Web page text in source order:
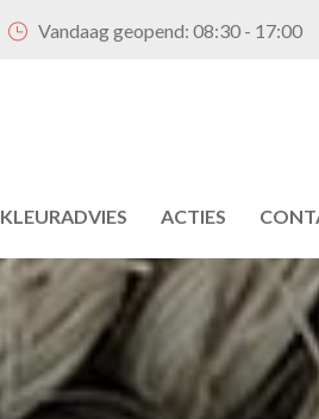
Vandaag geopend:08:30 - 17:00
KLEURADVIES ACTIES